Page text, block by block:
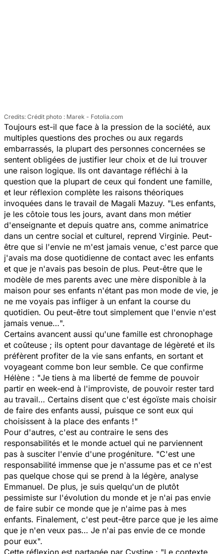
Crédit photo : Marek - Fotolia.com
Toujours est-il que face à la pression de la société, aux
multiples questions des proches ou aux regards
embarrassés, la plupart des personnes concernées se
sentent obligées de justifier leur choix et de lui trouver
une raison logique. Ils ont davantage réfléchi à la
question que la plupart de ceux qui fondent une famille,
et leur réflexion complète les raisons théoriques
invoquées dans le travail de Magali Mazuy. "Les enfants,
je les côtoie tous les jours, avant dans mon métier
d'enseignante et depuis quatre ans, comme animatrice
dans un centre social et culturel, reprend Virginie. Peut-
être que si l'envie ne m'est jamais venue, c'est parce que
j'avais ma dose quotidienne de contact avec les enfants
et que je n'avais pas besoin de plus. Peut-être que le
modèle de mes parents avec une mère disponible à la
maison pour ses enfants n'étant pas mon mode de vie, je
ne me voyais pas infliger à un enfant la course du
quotidien. Ou peut-être tout simplement que l'envie n'est
jamais venue…".
Certains avancent aussi qu'une famille est chronophage
et coûteuse ; ils optent pour davantage de légèreté et ils
préfèrent profiter de la vie sans enfants, en sortant et
voyageant comme bon leur semble. Ce que confirme
Hélène : "Je tiens à ma liberté de femme de pouvoir
partir en week-end à l'improviste, de pouvoir rester tard
au travail… Certains disent que c'est égoïste mais choisir
de faire des enfants aussi, puisque ce sont eux qui
choisissent à la place des enfants !"
Pour d'autres, c'est au contraire le sens des
responsabilités et le monde actuel qui ne parviennent
pas à susciter l'envie d'une progéniture. "C'est une
responsabilité immense que je n'assume pas et ce n'est
pas quelque chose qui se prend à la légère, analyse
Emmanuel. De plus, je suis quelqu'un de plutôt
pessimiste sur l'évolution du monde et je n'ai pas envie
de faire subir ce monde que je n'aime pas à mes
enfants. Finalement, c'est peut-être parce que je les aime
que je n'en veux pas… Je n'ai pas envie de ce monde
pour eux".
Cette réflexion est partagée par Cystine : "Le contexte